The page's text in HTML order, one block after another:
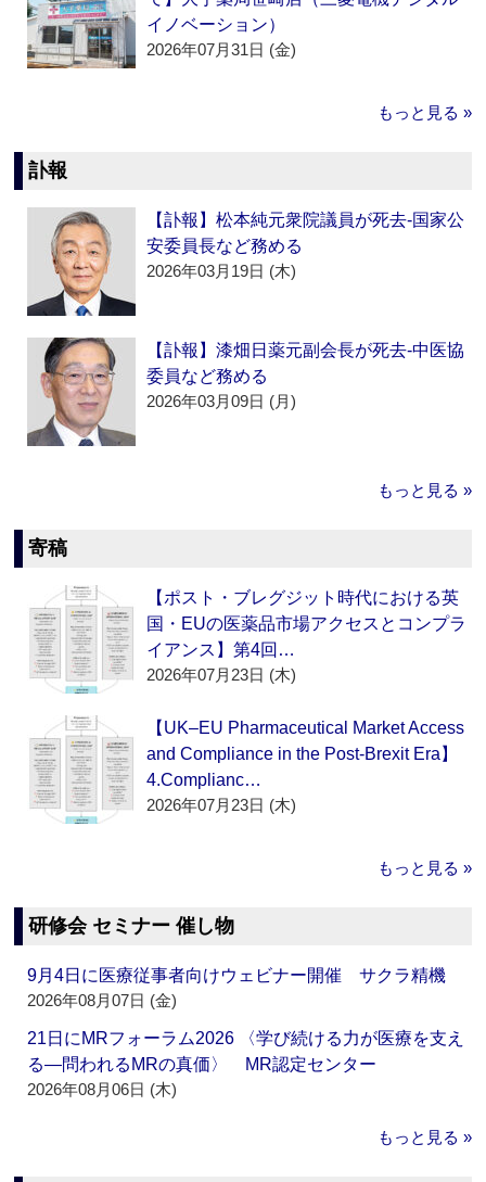
イノベーション）
2026年07月31日 (金)
もっと見る »
訃報
【訃報】松本純元衆院議員が死去‐国家公
安委員長など務める
2026年03月19日 (木)
【訃報】漆畑日薬元副会長が死去‐中医協
委員など務める
2026年03月09日 (月)
もっと見る »
寄稿
【ポスト・ブレグジット時代における英
国・EUの医薬品市場アクセスとコンプラ
イアンス】第4回…
2026年07月23日 (木)
【UK–EU Pharmaceutical Market Access
and Compliance in the Post-Brexit Era】
4.Complianc…
2026年07月23日 (木)
もっと見る »
研修会 セミナー 催し物
9月4日に医療従事者向けウェビナー開催 サクラ精機
2026年08月07日 (金)
21日にMRフォーラム2026 〈学び続ける力が医療を支え
る―問われるMRの真価〉 MR認定センター
2026年08月06日 (木)
もっと見る »